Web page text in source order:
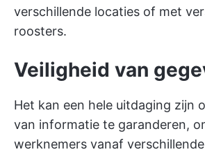
verschillende locaties of met
roosters.
Veiligheid van
Het kan een hele uitdaging zijn
van informatie te garanderen,
werknemers vanaf